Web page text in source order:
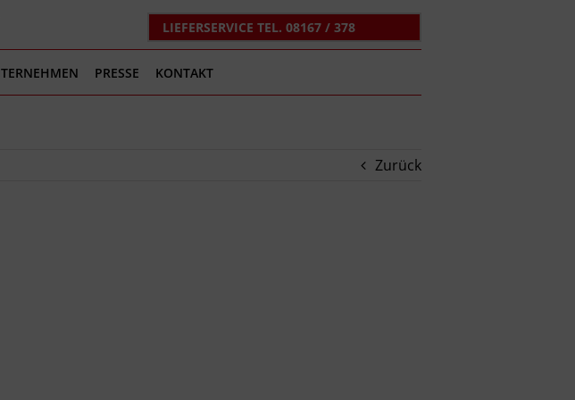
LIEFERSERVICE TEL. 08167 / 378
PRESSE KONTAKT
Zurück